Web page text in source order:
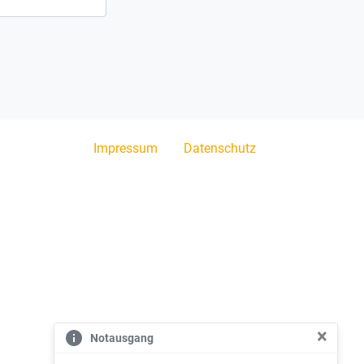
Impressum Datenschutz
Notausgang ×